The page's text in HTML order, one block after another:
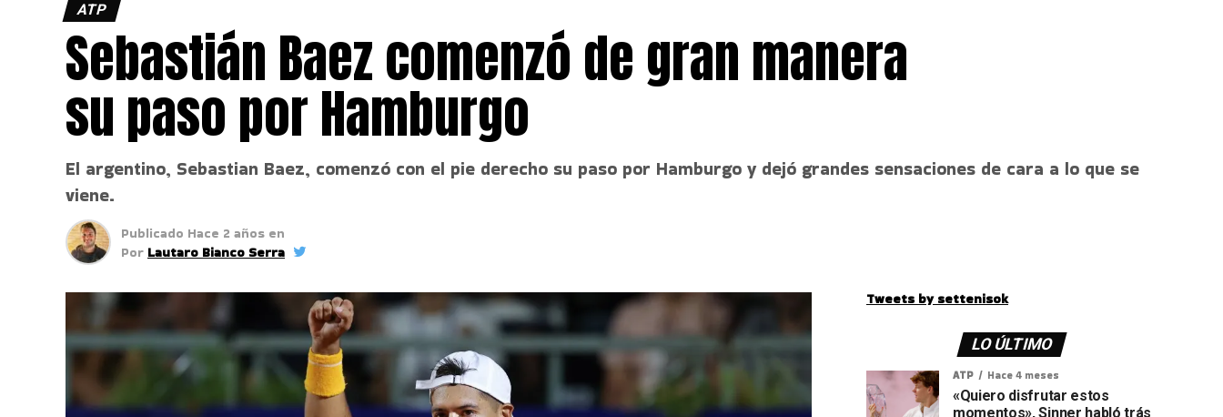
ATP
Sebastián Baez comenzó de gran manera
su paso por Hamburgo
El argentino, Sebastian Baez, comenzó con el pie derecho su paso por Hamburgo y dejó grandes sensaciones de cara a lo que se
viene.
Publicado Hace 2 años en
Por Lautaro Bianco Serra
Tweets by settenisok
LO ÚLTIMO
ATP Hace 4 meses
«Quiero disfrutar estos
momentos», Sinner habló trás